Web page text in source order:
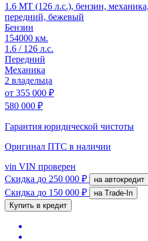
1.6 MT (126 л.с.), бензин,
передний, бежевый
Бензин
154000 км.
1.6 / 126 л.с.
Передний
Механика
2 владельца
от 355 000 ₽
580 000 ₽
Гарантия юридической чистоты
Оригинал ПТС в наличии
vin VIN проверен
Скидка до 250 000 ₽ на автокредит
Скидка до 150 000 ₽
на Trade-In
Купить в кредит